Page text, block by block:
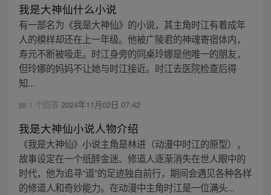
我是大神仙什么小说
有一部名为《我是大神仙》的小说，其主角时江有着成年
人的模样却还在上一年级。他被广陵君的神魂寄宿体内，
寿元不断被吸走。时江身旁的同桌玲娜是他唯一的朋友，
但玲娜的妈妈不让她与时江接近。时江去医院检查后得
知...
1 个回答 2024年11月02日 07:42
我是大神仙小说人物介绍
《我是大神仙》小说主角是林进（动漫中时江的原型），
故事设定在一个纸醉金迷、修道人逐渐消失在世人眼中的
时代，他为追寻“道”的足迹独自前行，期间会遇见各种各样
的修道人和奇妙能力。在动漫中主角时江是一位满头...